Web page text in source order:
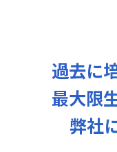
過去に
最大限
弊社